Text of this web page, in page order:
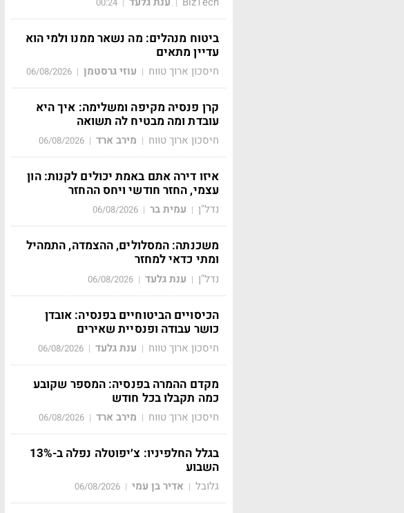
ביטוח מנהלים: מה נשאר ממנו ולמי הוא
עדיין מתאים
חיסכון ארוך טווח | עוזי גרסטמן |
06/08/2026
קרן פנסיה מקיפה ומשלימה: איך היא
עובדת ומה מבטיח לה תשואה
חיסכון ארוך טווח | מירב ארד |
06/08/2026
איזו דירה אתם באמת יכולים לקנות: הון
עצמי, החזר חודשי ויחס ההחזר
נדל"ן | עמית בר |
06/08/2026
משכנתה: המסלולים, ההצמדה, התמהיל
ומתי כדאי למחזר
נדל"ן | ענת גלעד |
06/08/2026
הכיסויים הביטוחיים בפנסיה: אובדן
כושר עבודה ופנסיית שאירים
חיסכון ארוך טווח | ענת גלעד |
06/08/2026
מקדם ההמרה בפנסיה: המספר שקובע
כמה תקבלו בכל חודש
חיסכון ארוך טווח | מירב ארד |
06/08/2026
בגלל החלפיניו: צ׳יפוטלה נפלה ב-13%
השבוע
גלובל | אדיר בן עמי |
06/08/2026